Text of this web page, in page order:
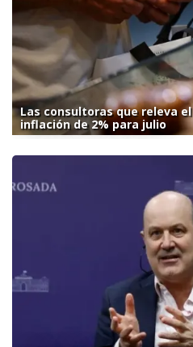
Las consultoras que releva
inflación de 2% para julio